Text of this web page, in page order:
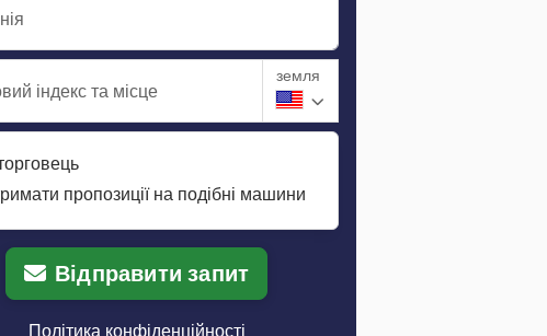
індекс та місце
земля
пропозиції на подібні машини
Відправити запит
Політика конфіденційності